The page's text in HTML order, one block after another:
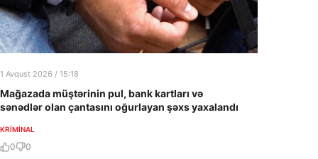
1 Avqust 2026 / 15:18
Mağazada müştərinin pul, bank kartları və
sənədlər olan çantasını oğurlayan şəxs yaxalandı
KRIMINAL
0 0